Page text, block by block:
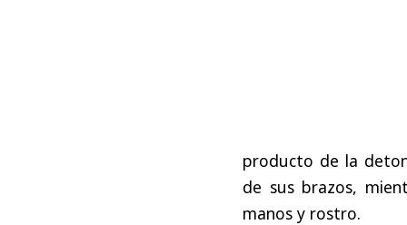
producto de la
de sus brazos,
manos y rostro.